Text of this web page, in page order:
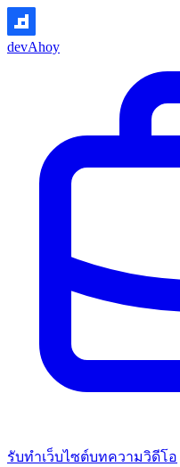
devAhoy
รับทำเว็บไซต์บทความวิดีโอ